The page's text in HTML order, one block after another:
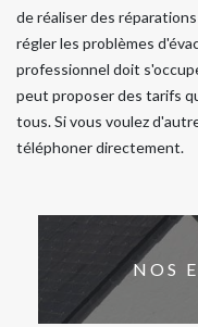
de réaliser des
régler les problèmes
professionnel doit
peut proposer des tarifs
tous. Si vous voulez
téléphoner directement.
NOS